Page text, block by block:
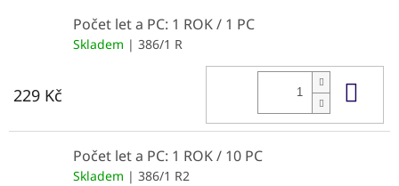
Počet let a PC: 1 ROK / 1 PC
Skladem | 386/1 R
229 Kč
Počet let a PC: 1 ROK / 10 PC
Skladem | 386/1 R2